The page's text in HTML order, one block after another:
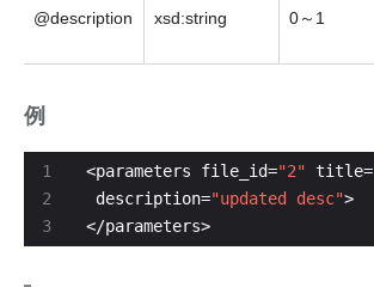
@description xsd:string 0～1
例
3
<parameters file_id="2" title=
description="updated desc"
</parameters>